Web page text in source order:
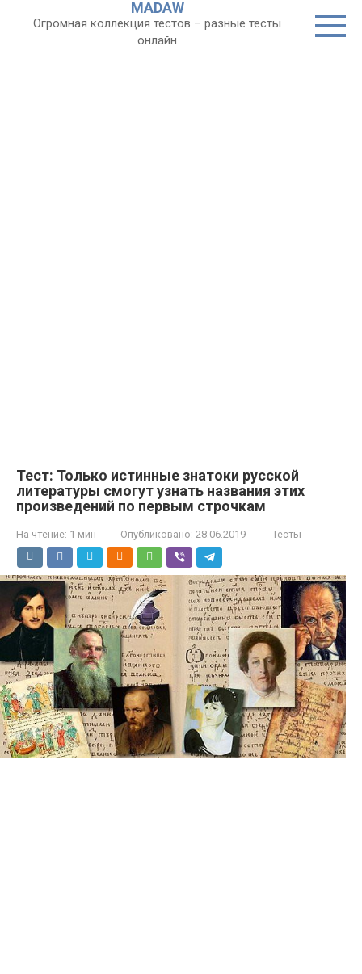
MADAW
Огромная коллекция тестов – разные тесты
онлайн
Тест: Только истинные знатоки русской
литературы смогут узнать названия этих
произведений по первым строчкам
На чтение: 1 мин Опубликовано: 28.06.2019 Тесты